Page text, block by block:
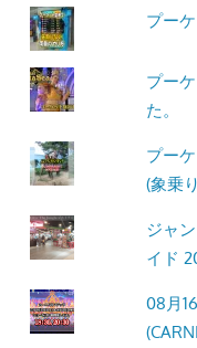
プー
プー
た。
プー
(象乗
ジャ
イド
08月